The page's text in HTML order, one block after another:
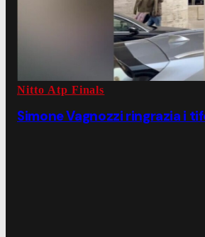
Nitto Atp Finals
Simone Vagnozzi ringrazia i